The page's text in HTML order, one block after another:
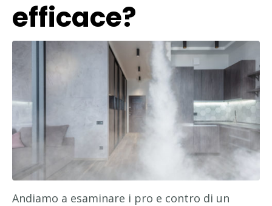
efficace?
Andiamo a esaminare i pro e contro di un